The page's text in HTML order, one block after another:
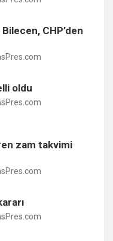
CHP’den
oldu
zam takvimi